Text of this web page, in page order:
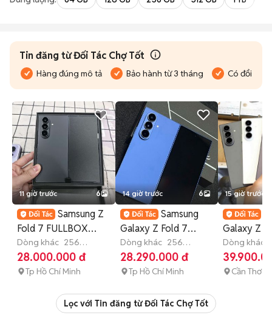
Tin đăng từ Đối Tác Chợ Tốt
Hàng đúng mô tả Bảo hành từ 3 tháng Có đổi trả
11 giờ trước 6
Samsung Z
Fold 7 FULLBOX
Q.TẾ NEW CHƯA
KÍCH
Dòng khác 256
GB Còn bảo hành
28.000.000 đ
Tp Hồ Chí Minh
14 giờ trước 6
Samsung
Galaxy Z Fold 7
256GB Fullbox Chính
Hãng
Dòng khác 256
GB Còn bảo hành
28.290.000 đ
Tp Hồ Chí Minh
15 giờ trước
Galaxy Z
Xám,
Dòng khác
tháng
Cần Thơ
Lọc với Tin đăng từ Đối Tác Chợ Tốt